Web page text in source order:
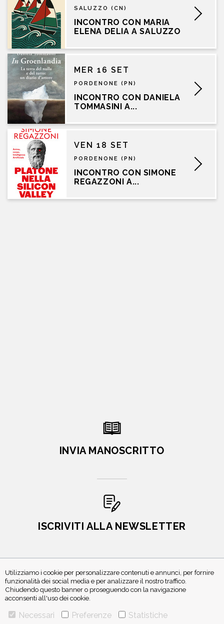
SALUZZO (CN)
INCONTRO CON MARIA
ELENA DELIA A SALUZZO
MER 16 SET
PORDENONE (PN)
INCONTRO CON DANIELA
TOMMASINI A...
VEN 18 SET
PORDENONE (PN)
INCONTRO CON SIMONE
REGAZZONI A...
Utilizziamo i cookie per personalizzare contenuti e annunci, per fornire
funzionalità dei social media e per analizzare il nostro traffico.
Chiudendo questo banner o proseguendo con la navigazione
acconsenti all'uso dei cookie.
Necessari Preferenze
Statistiche
INVIA MANOSCRITTO
ISCRIVITI ALLA NEWSLETTER